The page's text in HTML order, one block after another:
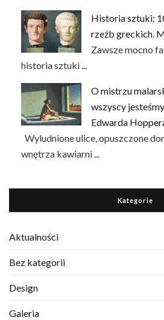
Historia sztuki:
rzeźb greckich.
Zawsze mocno
historia sztuki ...
O mistrzu
wszyscy
Edwarda
Wyludnione ulice, opuszczone
wnętrza kawiarni ...
Kategorie
Aktualności
Bez kategorii
Design
Galeria